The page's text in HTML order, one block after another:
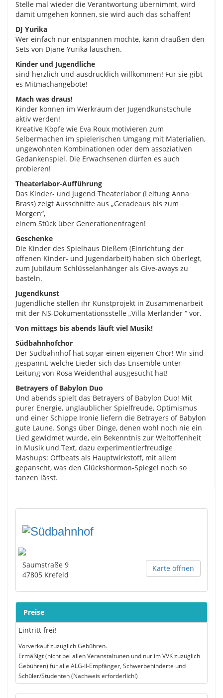
Stelle mal wieder die Verantwortung übernimmt, wird
damit umgehen können, sie wird auch das schaffen!
DJ Yurika
Wer einfach nur entspannen möchte, kann draußen den
Sets von Djane Yurika lauschen.
Kinder und Jugendliche
sind herzlich und ausdrücklich willkommen! Für sie gibt
es Mitmachangebote!
Mach was draus!
Kinder können im Werkraum der Jugendkunstschule
aktiv werden!
Kreative Köpfe wie Eva Roux motivieren zum
Selbermachen im spielerischen Umgang mit Materialien,
ungewohnten Kombinationen oder dem assoziativen
Gedankenspiel. Die Erwachsenen dürfen es auch
probieren!
Theaterlabor-Aufführung
Das Kinder- und Jugend Theaterlabor (Leitung Anna
Brass) zeigt Ausschnitte aus „Geradeaus bis zum
Morgen“,
einem Stück über Generationenfragen!
Geschenke
Die Kinder des Spielhaus Dießem (Einrichtung der
offenen Kinder- und Jugendarbeit) haben sich überlegt,
zum Jubiläum Schlüsselanhänger als Give-aways zu
basteln.
Jugendkunst
Jugendliche stellen ihr Kunstprojekt in Zusammenarbeit
mit der NS-Dokumentationsstelle „Villa Merländer “ vor.
Von mittags bis abends läuft viel Musik!
Südbahnhofchor
Der Südbahnhof hat sogar einen eigenen Chor! Wir sind
gespannt, welche Lieder sich das Ensemble unter
Leitung von Rosa Weidenthal ausgesucht hat!
Betrayers of Babylon Duo
Und abends spielt das Betrayers of Babylon Duo! Mit
purer Energie, unglaublicher Spielfreude, Optimismus
und einer Schippe Ironie liefern die Betrayers of Babylon
gute Laune. Songs über Dinge, denen wohl noch nie ein
Lied gewidmet wurde, ein Bekenntnis zur Weltoffenheit
in Musik und Text, dazu experimentierfreudige
Mashups: Offbeats als Hauptwirkstoff, mit allem
gepanscht, was den Glückshormon-Spiegel noch so
tanzen lässt.
Karte öffnen
Saumstraße 9
47805 Krefeld
Preise
Eintritt frei!
Vorverkauf zuzüglich Gebühren.
Ermäßigt (nicht bei allen Veranstaltunen und nur im VVK zuzüglich
Gebühren) für alle ALG-II-Empfänger, Schwerbehinderte und
Schüler/Studenten (Nachweis erforderlich!)